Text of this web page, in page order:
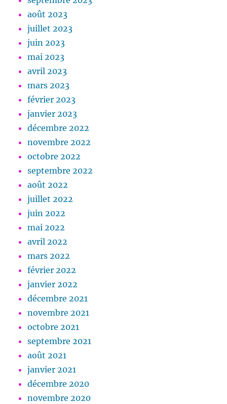
août 2023
juillet 2023
juin 2023
mai 2023
avril 2023
mars 2023
février 2023
janvier 2023
décembre 2022
novembre 2022
octobre 2022
septembre 2022
août 2022
juillet 2022
juin 2022
mai 2022
avril 2022
mars 2022
février 2022
janvier 2022
décembre 2021
novembre 2021
octobre 2021
septembre 2021
août 2021
janvier 2021
décembre 2020
novembre 2020